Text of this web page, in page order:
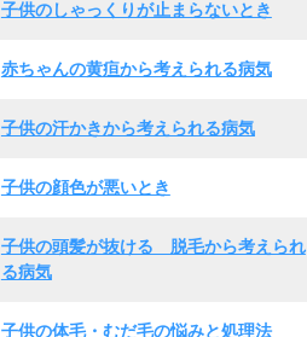
子供のしゃっくりが止まらないとき
赤ちゃんの黄疸から考えられる病気
子供の汗かきから考えられる病気
子供の顔色が悪いとき
子供の頭髪が抜ける 脱毛から考えられ
る病気
子供の体毛・むだ毛の悩みと処理法